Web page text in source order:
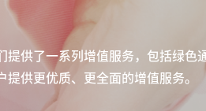
提供了一系列增值服务，包括绿色
供更优质、更全面的增值服务。